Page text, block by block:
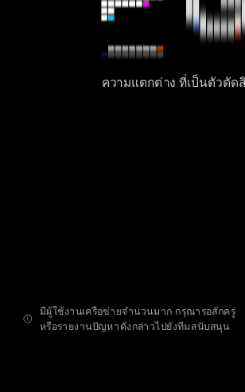
ความแตกต่าง ที่เป็นตัวตัด
มีผู้ใช้งานเครือข่ายจำนวนมาก กรุณารอสักครู่
หรือรายงานปัญหาดังกล่าวไปยังทีมสนับสนุน